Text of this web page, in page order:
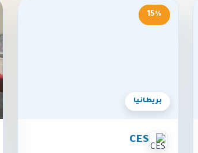
بريطانيا
15%
CES